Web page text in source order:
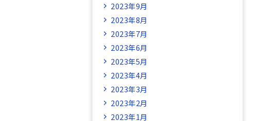
2023年9月
2023年8月
2023年7月
2023年6月
2023年5月
2023年4月
2023年3月
2023年2月
2023年1月